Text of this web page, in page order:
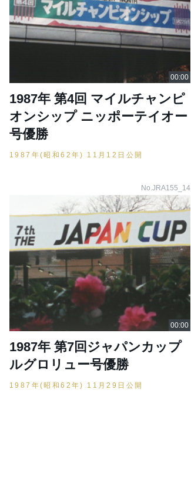
1987年 第4回 マイルチャンピ
オンシップ ニッポーテイオー
号優勝
1987年(昭和62年) 11月12日公開
No.JRA155_14
1987年 第7回ジャパンカップ
ルグロリュー号優勝
1987年(昭和62年) 11月29日公開